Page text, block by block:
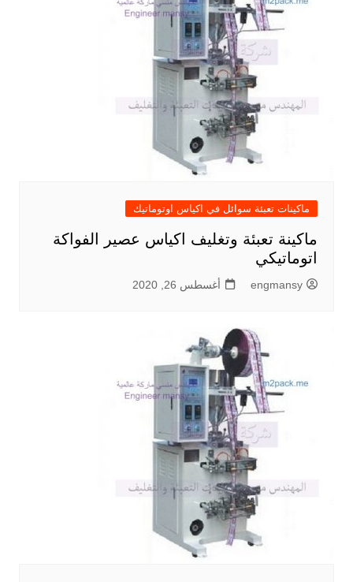
ماكينات تعبئة سوائل في اكياس اوتوماتيك
ماكينة تعبئة وتغليف اكياس عصير الفواكة
اتوماتيكي
engmansy أغسطس 26, 2020